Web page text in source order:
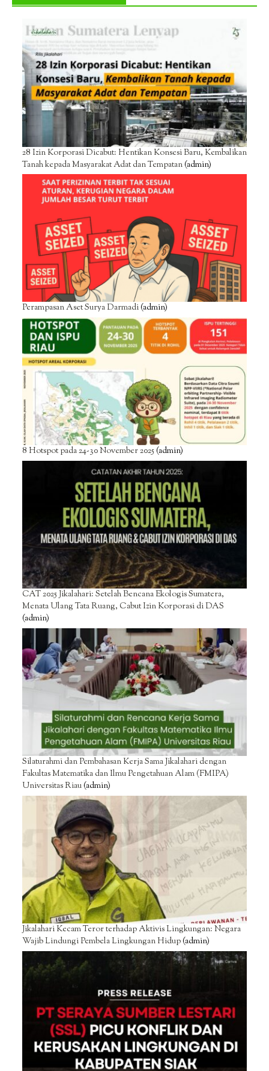
28 Izin Korporasi Dicabut: Hentikan Konsesi Baru, Kembalikan
Tanah kepada Masyarakat Adat dan Tempatan(admin)
Perampasan Aset Surya Darmadi(admin)
8 Hotspot pada 24-30 November 2025(admin)
CAT 2025 Jikalahari: Setelah Bencana Ekologis Sumatera,
Menata Ulang Tata Ruang, Cabut Izin Korporasi di DAS
(admin)
Silaturahmi dan Pembahasan Kerja Sama Jikalahari dengan
Fakultas Matematika dan Ilmu Pengetahuan Alam (FMIPA)
Universitas Riau(admin)
Jikalahari Kecam Teror terhadap Aktivis Lingkungan: Negara
Wajib Lindungi Pembela Lingkungan Hidup(admin)